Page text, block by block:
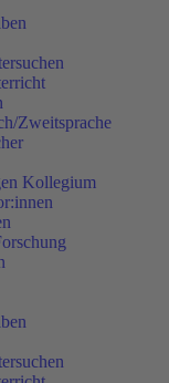
Zweitsprache
Kollegium